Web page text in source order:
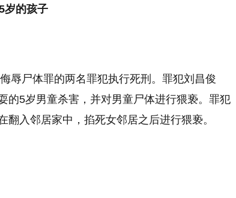
岁的孩子
辱尸体罪的两名罪犯执行死刑。罪犯刘昌俊
的5岁男童杀害，并对男童尸体进行猥亵。罪犯
入邻居家中，掐死女邻居之后进行猥亵。